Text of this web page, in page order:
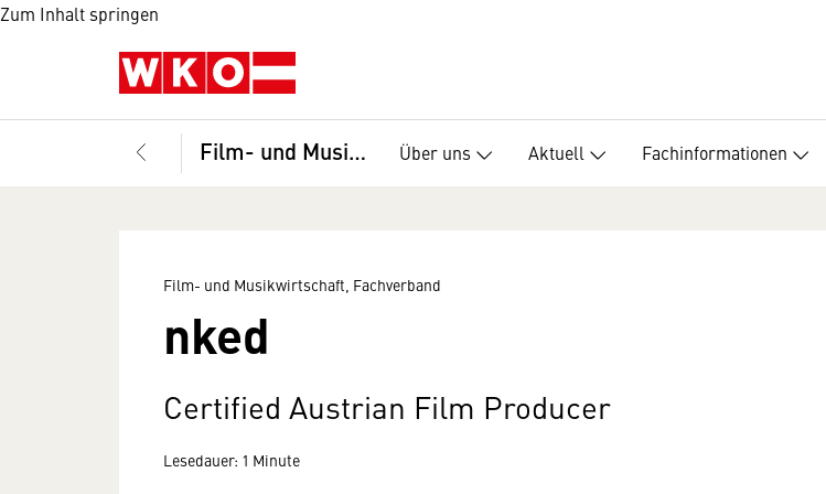
Zum Inhalt springen
Film- und Musikwirtschaft, Fachverband Über uns Aktuell Fachinformationen
Film- und Musikwirtschaft, Fachverband
nked
Certified Austrian Film Producer
Lesedauer: 1 Minute